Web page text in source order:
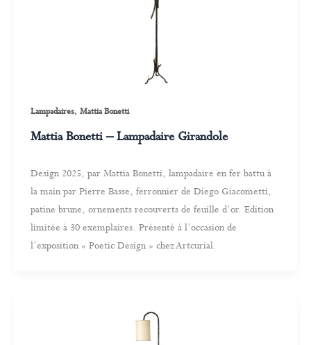
Lampadaires, Mattia Bonetti
Mattia Bonetti – Lampadaire Girandole
Design 2025, par Mattia Bonetti, lampadaire en fer battu à
la main par Pierre Basse, ferronnier de Diego Giacometti,
patine brune, ornements recouverts de feuille d’or. Edition
limitée à 30 exemplaires. Présenté à l’occasion de
l’exposition « Poetic Design » chez Artcurial.